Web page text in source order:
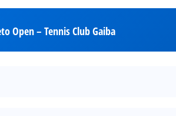
Open – Tennis Club Gaiba